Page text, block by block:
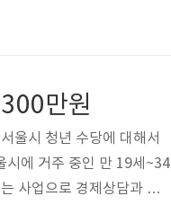
이행기간 (최대 6년)은 연
만원
울시 청년 수당에 대해서
시에 거주 중인 만 19세~34
사업으로 경제상담과 마